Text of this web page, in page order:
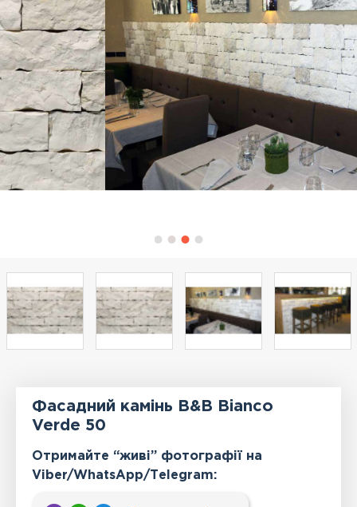
Фасадний камінь B&B Bianco
Verde 50
Отримайте “живі” фотографії на
Viber/WhatsApp/Тelegram: